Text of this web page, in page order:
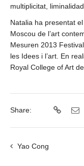
multiplicitat,
Natalia ha presentat
Moscou de l’art
Mesuren 2013
les Idees i l’art. En
Royal College of Art
Share:
Yao Cong